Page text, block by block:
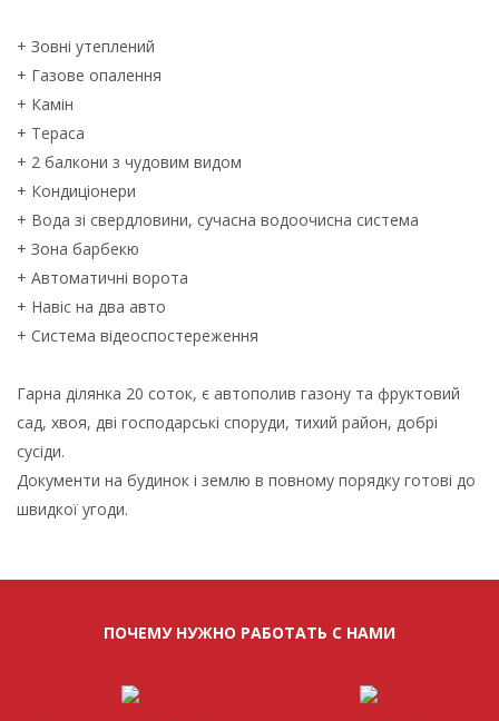
+ Зовні утеплений
+ Газове опалення
+ Камін
+ Тераса
+ 2 балкони з чудовим видом
+ Кондиціонери
+ Вода зі свердловини, сучасна водоочисна система
+ Зона барбекю
+ Автоматичні ворота
+ Навіс на два авто
+ Система відеоспостереження
Гарна ділянка 20 соток, є автополив газону та фруктовий
сад, хвоя, дві господарські споруди, тихий район, добрі
сусіди.
Документи на будинок і землю в повному порядку готові до
швидкої угоди.
ПОЧЕМУ НУЖНО РАБОТАТЬ С НАМИ